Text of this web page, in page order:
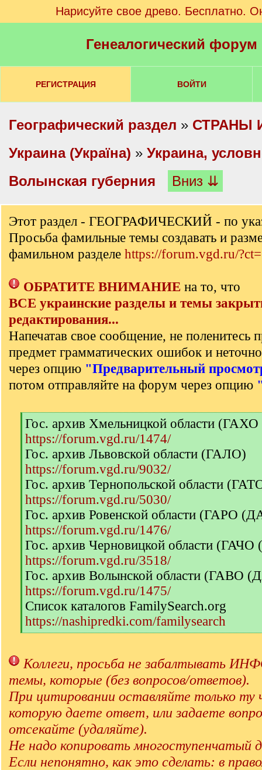
Нарисуйте свое древо. Бесплатно.
Генеалогический
РЕГИСТРАЦИЯ ВОЙТИ
Географический раздел » СТРАНЫ
Украина (Україна) » Украина,
Волынская губерния
Вниз ⇊
Этот раздел - ГЕОГРАФИЧЕСКИЙ - по
Просьба фамильные темы создавать и
фамильном разделе https://forum.vgd.ru/
ОБРАТИТЕ ВНИМАНИЕ на то, что
ВСЕ украинские разделы и темы
редактирования...
Напечатав свое сообщение, не поленитесь
предмет грамматических ошибок и
через опцию "Предварительный
потом отправляйте на форум через опцию
[
q
]
Гос. архив Хмельницкой области
https://forum.vgd.ru/1474/
Гос. архив Львовской области (ГАЛО)
https://forum.vgd.ru/9032/
Гос. архив Тернопольской области
https://forum.vgd.ru/5030/
Гос. архив Ровенской области (ГАРО
https://forum.vgd.ru/1476/
Гос. архив Черновицкой области
https://forum.vgd.ru/3518/
Гос. архив Волынской области (ГАВО
https://forum.vgd.ru/1475/
Список каталогов FamilySearch.org
https://nashipredki.com/familysearch
[
]
Коллеги, просьба не забалтывать
темы, которые (без вопросов/ответов).
При цитировании оставляйте только ту
которую даете ответ, или задаете
отсекайте (удаляйте).
Не надо копировать многоступенчатый
Если непонятно, как это сделать: в